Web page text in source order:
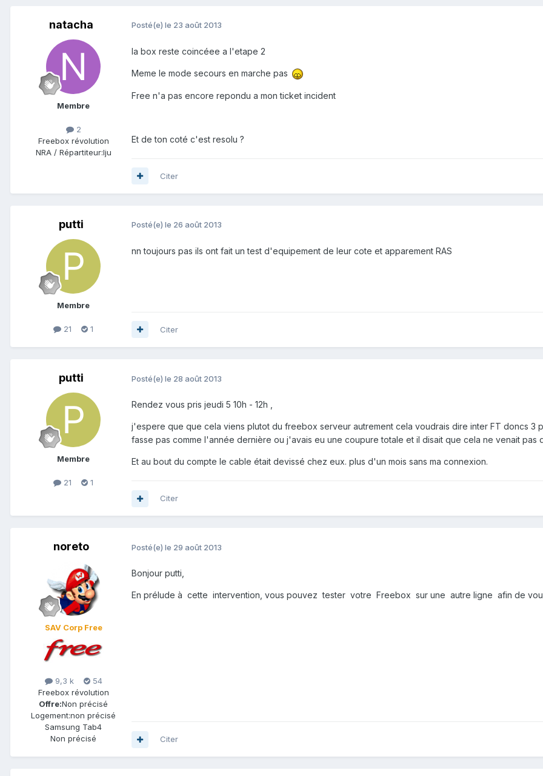
natacha
Membre
2
Freebox révolution
NRA / Répartiteur:lju
Posté(e) le 23 août 2013
la box reste coincéee a l'etape 2
Meme le mode secours en marche pas
Free n'a pas encore repondu a mon ticket incident
Et de ton coté c'est resolu ?
Citer
putti
Membre
21 1
Posté(e) le 26 août 2013
nn toujours pas ils ont fait un test d'equipement de leur cote et apparement RAS
Citer
putti
Membre
21 1
Posté(e) le 28 août 2013
Rendez vous pris jeudi 5 10h - 12h ,
j'espere que que cela viens plutot du freebox serveur autrement cela voudrais dire inter FT doncs 3
fasse pas comme l'année dernière ou j'avais eu une coupure totale et il disait que cela ne venait pas
Et au bout du compte le cable était devissé chez eux. plus d'un mois sans ma connexion.
Citer
noreto
SAV Corp Free
9,3 k
54
Freebox révolution
Offre:Non précisé
Logement:non précisé
Samsung Tab4
Non précisé
Posté(e) le 29 août 2013
Bonjour putti,
En prélude à cette intervention, vous pouvez tester votre Freebox sur une autre ligne afin de
Citer